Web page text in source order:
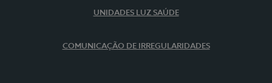
UNIDADES LUZ SAÚDE
COMUNICAÇÃO DE IRREGULARIDADES